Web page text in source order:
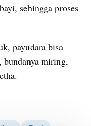
sehingga proses
payudara bisa
miring,